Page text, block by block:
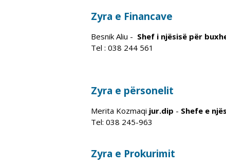
Zyra e Financave
Besnik Aliu - Shef i njësisë për
Tel : 038 244 561
Zyra e përsonelit
Merita Kozmaqi jur.dip - Shefe e
Tel: 038 245-963
Zyra e Prokurimit